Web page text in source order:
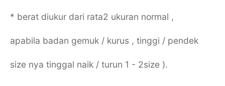
* berat diukur dari rata2 ukuran normal ,
apabila badan gemuk / kurus , tinggi / pendek
size nya tinggal naik / turun 1 - 2size ).